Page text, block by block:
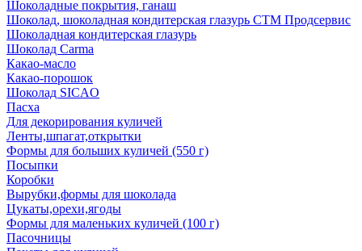
Шоколадные покрытия, ганаш
Шоколад, шоколадная кондитерская глазурь СТМ Продсервис
Шоколадная кондитерская глазурь
Шоколад Carma
Какао-масло
Какао-порошок
Шоколад SICAO
Пасха
Для декорирования куличей
Ленты,шпагат,открытки
Формы для больших куличей (550 г)
Посыпки
Коробки
Вырубки,формы для шоколада
Цукаты,орехи,ягоды
Формы для маленьких куличей (100 г)
Пасочницы